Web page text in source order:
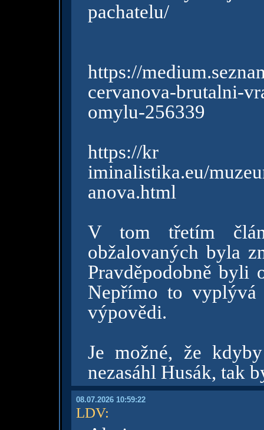
pachatelu/
https://
cervanova-brutalni-
omylu-256339
https://kr
iminalistika.eu/
anova.html
V tom třetím
obžalovaných byla
Pravděpodobně byli
Nepřímo to
výpovědi.
Je možné, že
nezasáhl Husák, tak
08.07.2026 10:59:22
LDV: